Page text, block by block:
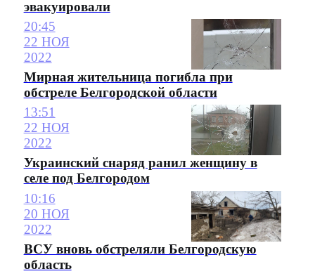
эвакуировали
20:45
22 НОЯ
2022
Мирная жительница погибла при
обстреле Белгородской области
13:51
22 НОЯ
2022
Украинский снаряд ранил женщину в
селе под Белгородом
10:16
20 НОЯ
2022
ВСУ вновь обстреляли Белгородскую
область